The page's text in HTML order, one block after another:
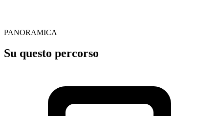
PANORAMICA
Su questo percorso